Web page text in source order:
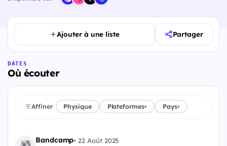
Ajouter à une liste Partager
DATES
Où écouter
Affiner Physique Plateformes▾ Pays▾
Bandcamp• 22 Août 2025